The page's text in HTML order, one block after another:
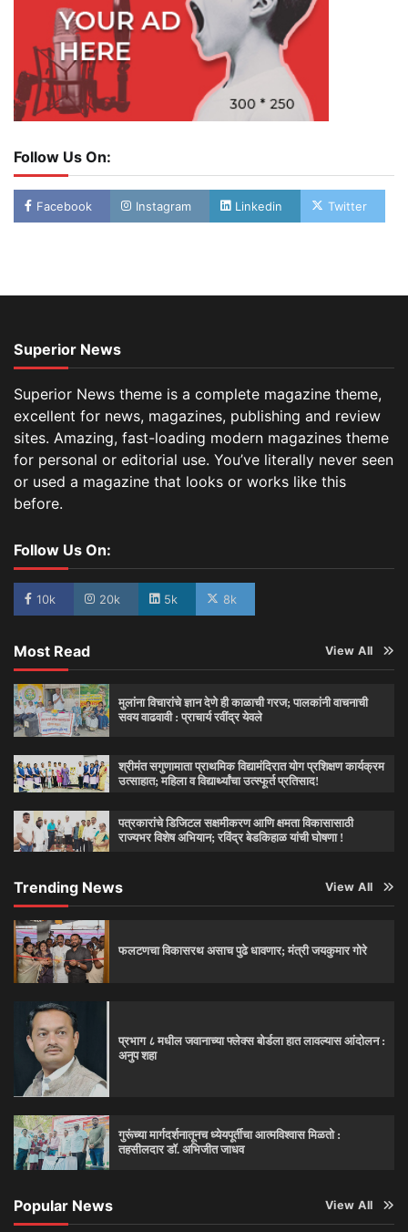
Follow Us On:
Facebook Instagram Linkedin Twitter
Superior News
Superior News theme is a complete magazine theme,
excellent for news, magazines, publishing and review
sites. Amazing, fast-loading modern magazines theme
for personal or editorial use. You’ve literally never seen
or used a magazine that looks or works like this
before.
Follow Us On:
10k 20k 5k 8k
Most Read View All
मुलांना विचारांचे ज्ञान देणे ही काळाची गरज; पालकांनी वाचनाची
सवय वाढवावी : प्राचार्य रवींद्र येवले
श्रीमंत सगुणामाता प्राथमिक विद्यामंदिरात योग प्रशिक्षण कार्यक्रम
उत्साहात; महिला व विद्यार्थ्यांचा उत्स्फूर्त प्रतिसाद!
पत्रकारांचे डिजिटल सक्षमीकरण आणि क्षमता विकासासाठी
राज्यभर विशेष अभियान; रविंद्र बेडकिहाळ यांची घोषणा !
Trending News View All
फलटणचा विकासरथ असाच पुढे धावणार; मंत्री जयकुमार गोरे
प्रभाग ८ मधील जवानाच्या फ्लेक्स बोर्डला हात लावल्यास आंदोलन :
अनुप शहा
गुरूंच्या मार्गदर्शनातूनच ध्येयपूर्तीचा आत्मविश्‍वास मिळतो :
तहसीलदार डॉ. अभिजीत जाधव
Popular News View All